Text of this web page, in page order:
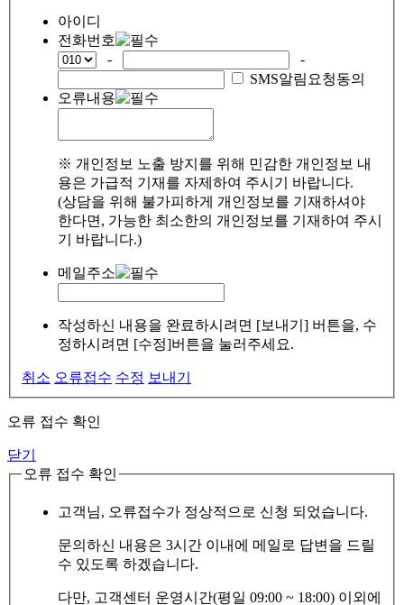
아이디
전화번호
-
-
SMS알림요청동의
오류내용
※ 개인정보 노출 방지를 위해 민감한 개인정보 내
용은 가급적 기재를 자제하여 주시기 바랍니다.
(상담을 위해 불가피하게 개인정보를 기재하셔야
한다면, 가능한 최소한의 개인정보를 기재하여 주시
기 바랍니다.)
메일주소
작성하신 내용을 완료하시려면 [보내기] 버튼을, 수
정하시려면 [수정]버튼을 눌러주세요.
취소 오류접수 수정 보내기
오류 접수 확인
닫기
오류 접수 확인
고객님, 오류접수가 정상적으로 신청 되었습니다.
문의하신 내용은 3시간 이내에 메일로 답변을 드릴
수 있도록 하겠습니다.
다만, 고객센터 운영시간(평일 09:00 ~ 18:00) 이외에